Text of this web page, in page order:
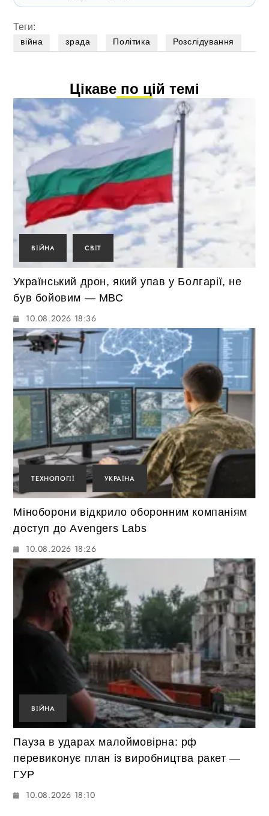
Теги:
війна зрада Політика Розслідування
Цікаве по цій темі
ВІЙНА СВІТ
Український дрон, який упав у Болгарії, не
був бойовим — МВС
10.08.2026 18:36
ТЕХНОЛОГІЇ УКРАЇНА
Міноборони відкрило оборонним компаніям
доступ до Avengers Labs
10.08.2026 18:26
ВІЙНА
Пауза в ударах малоймовірна: рф
перевиконує план із виробництва ракет —
ГУР
10.08.2026 18:10